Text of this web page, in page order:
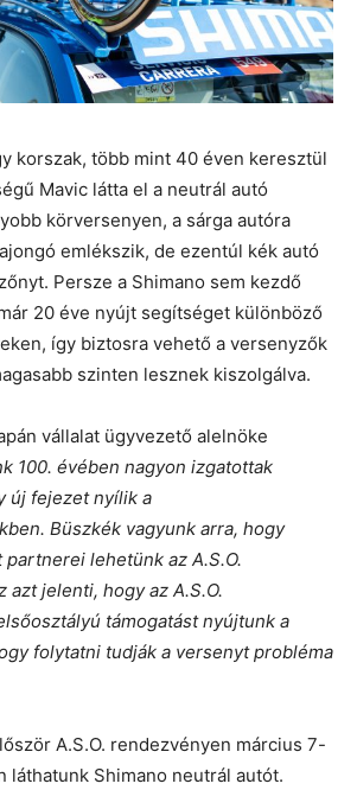
korszak, több mint 40 éven keresztül
Mavic látta el a neutrál autó
körversenyen, a sárga autóra
emlékszik, de ezentúl kék autó
Persze a Shimano sem kezdő
20 éve nyújt segítséget különböző
így biztosra vehető a versenyzők
szinten lesznek kiszolgálva.
vállalat ügyvezető alelnöke
100. évében nagyon izgatottak
új fejezet nyílik a
Büszkék vagyunk arra, hogy
lehetünk az A.S.O.
azt jelenti, hogy az A.S.O.
támogatást nyújtunk a
folytatni tudják a versenyt probléma
A.S.O. rendezvényen március 7-
láthatunk Shimano neutrál autót.